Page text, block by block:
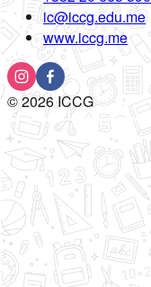
ic@iccg.edu.me
www.iccg.me
©2026ICCG